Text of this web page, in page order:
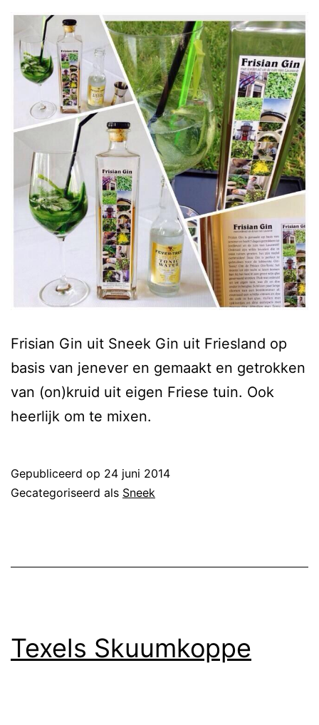
Frisian Gin uit Sneek Gin uit Friesland op
basis van jenever en gemaakt en getrokken
van (on)kruid uit eigen Friese tuin. Ook
heerlijk om te mixen.
Gepubliceerd op 24 juni 2014
Gecategoriseerd als Sneek
Texels Skuumkoppe